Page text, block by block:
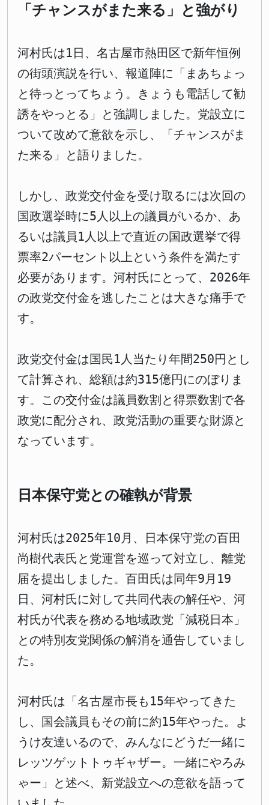
「チャンスがまた来る」と強がり
河村氏は1日、名古屋市熱田区で新年恒例
の街頭演説を行い、報道陣に「まあちょっ
と待っとってちょう。きょうも電話して勧
誘をやっとる」と強調しました。党設立に
ついて改めて意欲を示し、「チャンスがま
た来る」と語りました。
しかし、政党交付金を受け取るには次回の
国政選挙時に5人以上の議員がいるか、あ
るいは議員1人以上で直近の国政選挙で得
票率2パーセント以上という条件を満たす
必要があります。河村氏にとって、2026年
の政党交付金を逃したことは大きな痛手で
す。
政党交付金は国民1人当たり年間250円とし
て計算され、総額は約315億円にのぼりま
す。この交付金は議員数割と得票数割で各
政党に配分され、政党活動の重要な財源と
なっています。
日本保守党との確執が背景
河村氏は2025年10月、日本保守党の百田
尚樹代表氏と党運営を巡って対立し、離党
届を提出しました。百田氏は同年9月19
日、河村氏に対して共同代表の解任や、河
村氏が代表を務める地域政党「減税日本」
との特別友党関係の解消を通告していまし
た。
河村氏は「名古屋市長も15年やってきた
し、国会議員もその前に約15年やった。よ
うけ友達いるので、みんなにどうだ一緒に
レッツゲットトゥギャザー。一緒にやろみ
ゃー」と述べ、新党設立への意欲を語って